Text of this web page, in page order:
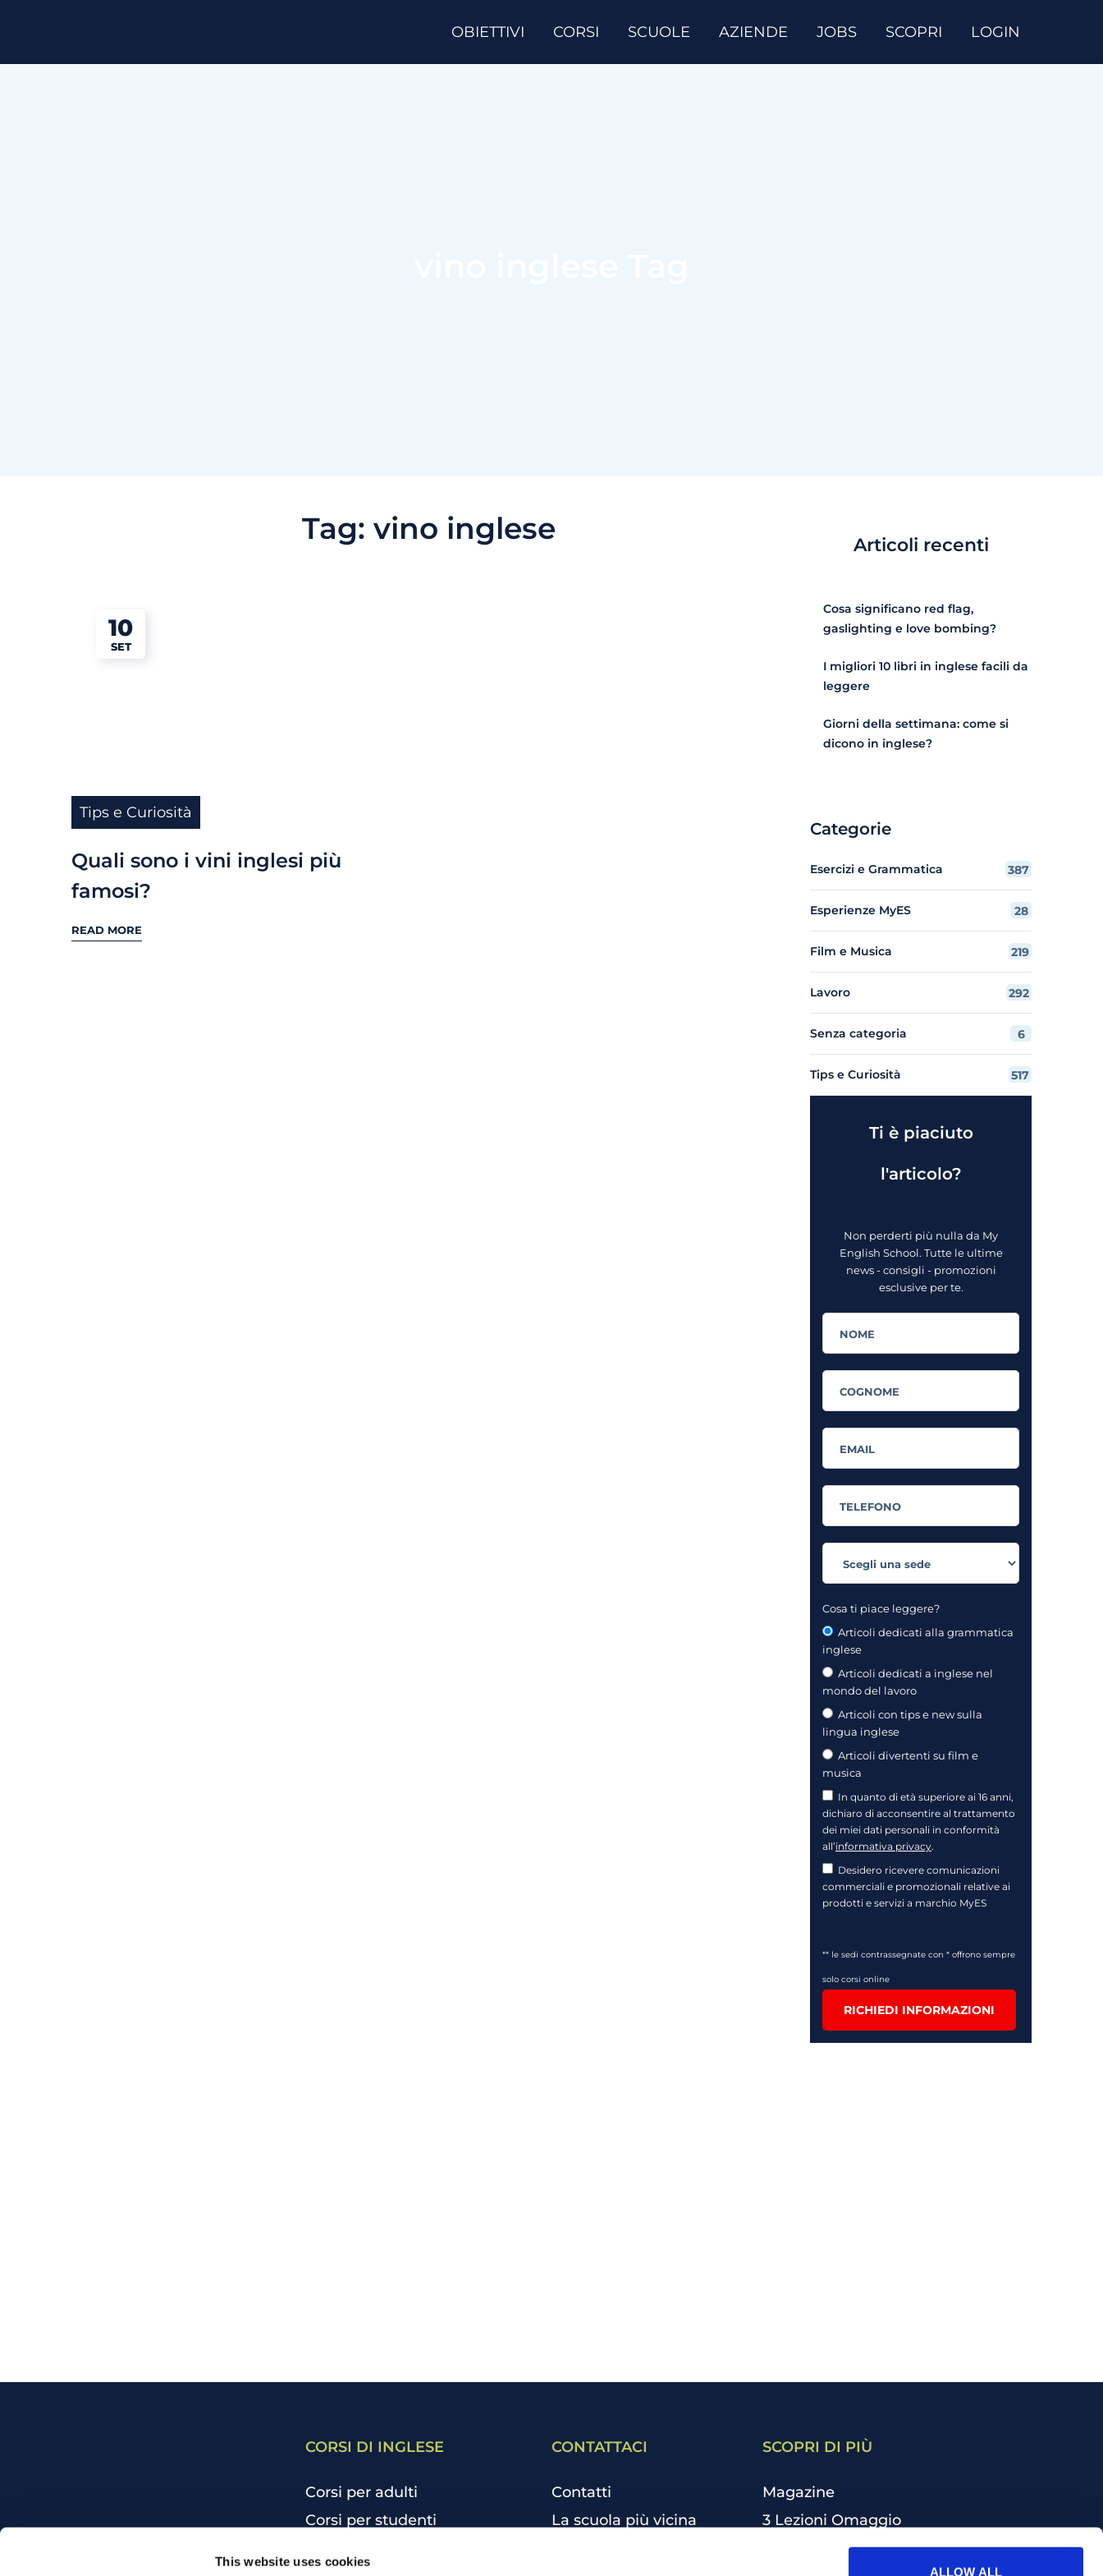
This website uses cookies
ALLOW ALL
OBIETTIVI CORSI SCUOLE AZIENDE JOBS SCOPRI LOGIN
Tag: vino inglese
10
SET
Tips e Curiosità
Quali sono i vini inglesi più
famosi?
READ MORE
Articoli recenti
Cosa significano red flag,
gaslighting e love bombing?
I migliori 10 libri in inglese facili da
leggere
Giorni della settimana: come si
dicono in inglese?
Categorie
Esercizi e Grammatica 387
Esperienze MyES 28
Film e Musica 219
Lavoro 292
Senza categoria 6
Tips e Curiosità 517
Ti è piaciuto
l'articolo?
Non perderti più nulla da My
English School. Tutte le ultime
news - consigli - promozioni
esclusive per te.
Cosa ti piace leggere?
Articoli dedicati alla grammatica
inglese
Articoli dedicati a inglese nel
mondo del lavoro
Articoli con tips e new sulla
lingua inglese
Articoli divertenti su film e
musica
In quanto di età superiore ai 16 anni,
dichiaro di acconsentire al trattamento
dei miei dati personali in conformità
all’informativa privacy.
Desidero ricevere comunicazioni
commerciali e promozionali relative ai
prodotti e servizi a marchio MyES
** le sedi contrassegnate con * offrono sempre
solo corsi online
RICHIEDI INFORMAZIONI
CORSI DI INGLESE
Corsi per adulti
Corsi per studenti
CONTATTACI
Contatti
La scuola più vicina
SCOPRI DI PIÙ
Magazine
3 Lezioni Omaggio